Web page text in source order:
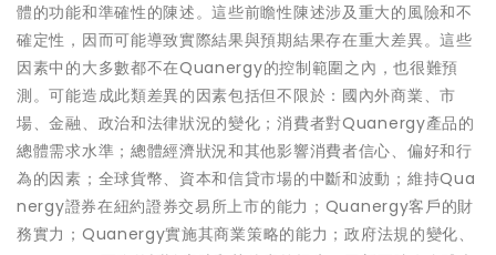
體的功能和準確性的陳述。這些前瞻性陳述涉及重大的風險和不
確定性，因而可能導致實際結果與預期結果存在重大差異。這些
因素中的大多數都不在Quanergy的控制範圍之內，也很難預
測。可能造成此類差異的因素包括但不限於：國內外商業、市
場、金融、政治和法律狀況的變化；消費者對Quanergy產品的
總體需求水準；總體經濟狀況和其他影響消費者信心、偏好和行
為的因素；全球貨幣、資本和信貸市場的中斷和波動；維持Qua
nergy證券在紐約證券交易所上市的能力；Quanergy客戶的財
務實力；Quanergy實施其商業策略的能力；政府法規的變化、